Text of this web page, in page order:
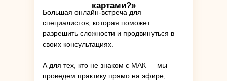
картами?»
Большая онлайн-встреча для
специалистов, которая поможет
разрешить сложности и продвинуться в
своих консультациях.
А для тех, кто не знаком с МАК — мы
проведем практику прямо на эфире,